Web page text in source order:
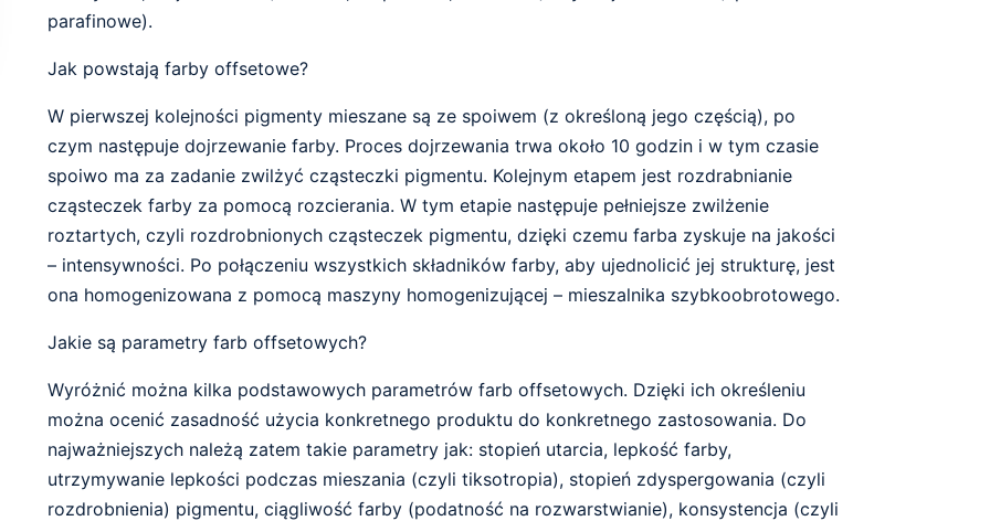
parafinowe).
Jak powstają farby offsetowe?
W pierwszej kolejności pigmenty mieszane są ze spoiwem (z określoną jego częścią), po
czym następuje dojrzewanie farby. Proces dojrzewania trwa około 10 godzin i w tym czasie
spoiwo ma za zadanie zwilżyć cząsteczki pigmentu. Kolejnym etapem jest rozdrabnianie
cząsteczek farby za pomocą rozcierania. W tym etapie następuje pełniejsze zwilżenie
roztartych, czyli rozdrobnionych cząsteczek pigmentu, dzięki czemu farba zyskuje na jakości
– intensywności. Po połączeniu wszystkich składników farby, aby ujednolicić jej strukturę, jest
ona homogenizowana z pomocą maszyny homogenizującej – mieszalnika szybkoobrotowego.
Jakie są parametry farb offsetowych?
Wyróżnić można kilka podstawowych parametrów farb offsetowych. Dzięki ich określeniu
można ocenić zasadność użycia konkretnego produktu do konkretnego zastosowania. Do
najważniejszych należą zatem takie parametry jak: stopień utarcia, lepkość farby,
utrzymywanie lepkości podczas mieszania (czyli tiksotropia), stopień zdyspergowania (czyli
rozdrobnienia) pigmentu, ciągliwość farby (podatność na rozwarstwianie), konsystencja (czyli